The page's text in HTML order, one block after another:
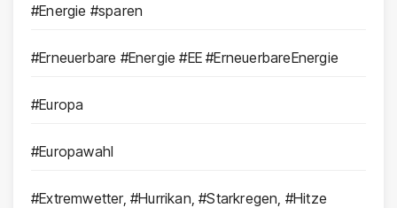
#Energie #sparen
#Erneuerbare #Energie #EE #ErneuerbareEnergie
#Europa
#Europawahl
#Extremwetter, #Hurrikan, #Starkregen, #Hitze